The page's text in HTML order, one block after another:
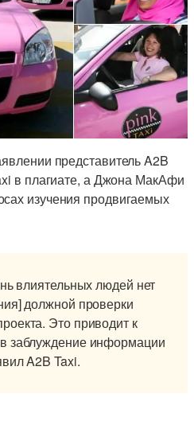
представитель A2B
в плагиате, а Джона МакАфи
изучения продвигаемых
влиятельных людей нет
должной проверки
Это приводит к
заблуждение информации
A2B Taxi.